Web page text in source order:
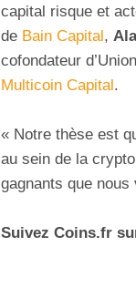
capital risque et
de Bain Capital,
cofondateur
Multicoin Capital.
« Notre thèse est
au sein de la
gagnants que
Suivez Coins.fr